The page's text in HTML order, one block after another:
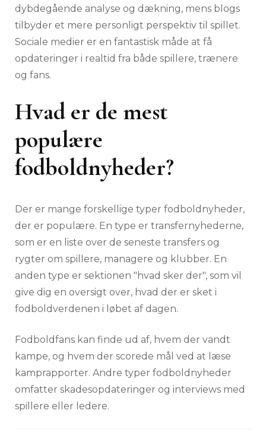
dybdegående analyse og dækning, mens blogs
tilbyder et mere personligt perspektiv til spillet.
Sociale medier er en fantastisk måde at få
opdateringer i realtid fra både spillere, trænere
og fans.
Hvad er de mest
populære
fodboldnyheder?
Der er mange forskellige typer fodboldnyheder,
der er populære. En type er transfernyhederne,
som er en liste over de seneste transfers og
rygter om spillere, managere og klubber. En
anden type er sektionen "hvad sker der", som vil
give dig en oversigt over, hvad der er sket i
fodboldverdenen i løbet af dagen.
Fodboldfans kan finde ud af, hvem der vandt
kampe, og hvem der scorede mål ved at læse
kamprapporter. Andre typer fodboldnyheder
omfatter skadesopdateringer og interviews med
spillere eller ledere.